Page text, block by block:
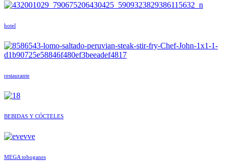
hotel
restaurante
BEBIDAS Y CÓCTELES
MEGA toboganes